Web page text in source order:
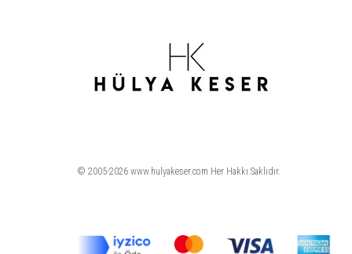
© 2005-2026 www.hulyakeser.com Her Hakkı Saklıdır.